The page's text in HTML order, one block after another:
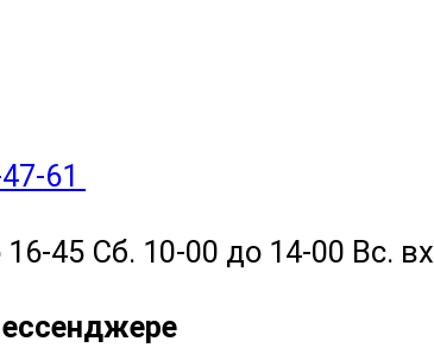
61
45 Сб. 10-00 до 14-00 Вс. вх